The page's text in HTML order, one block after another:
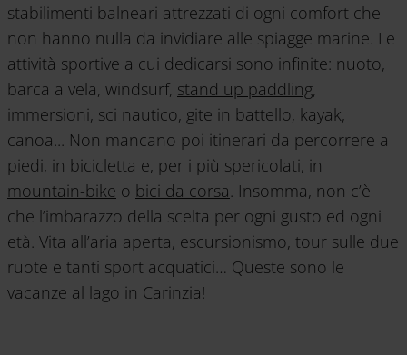
stabilimenti balneari attrezzati di ogni comfort che
non hanno nulla da invidiare alle spiagge marine. Le
attività sportive a cui dedicarsi sono infinite: nuoto,
barca a vela, windsurf, stand up paddling,
immersioni, sci nautico, gite in battello, kayak,
canoa... Non mancano poi itinerari da percorrere a
piedi, in bicicletta e, per i più spericolati, in
mountain-bike o bici da corsa. Insomma, non c’è
che l’imbarazzo della scelta per ogni gusto ed ogni
età. Vita all’aria aperta, escursionismo, tour sulle due
ruote e tanti sport acquatici… Queste sono le
vacanze al lago in Carinzia!